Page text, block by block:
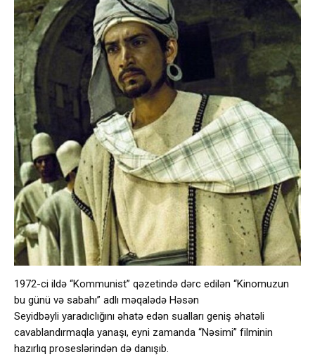
1972-ci ildə “Kommunist” qəzetində dərc edilən “Kinomuzun
bu günü və sabahı” adlı məqalədə Həsən
Seyidbəyli yaradıclığını əhatə edən sualları geniş əhatəli
cavablandırmaqla yanaşı, eyni zamanda “Nəsimi” filminin
hazırlıq proseslərindən də danışıb.